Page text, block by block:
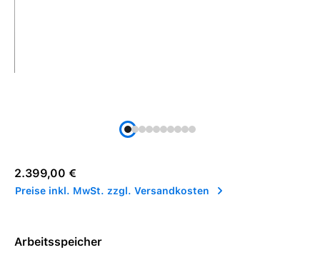
Regulärer Preis:
2.399,00 €
Preise inkl. MwSt. zzgl. Versandkosten
Arbeitsspeicher